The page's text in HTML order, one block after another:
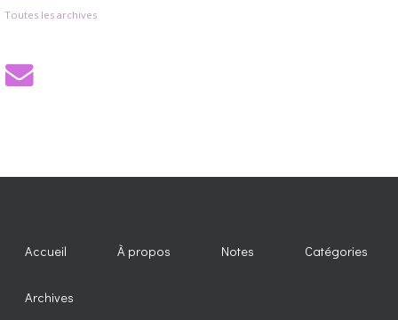
Toutes les archives
Accueil À propos Notes Catégories
Archives